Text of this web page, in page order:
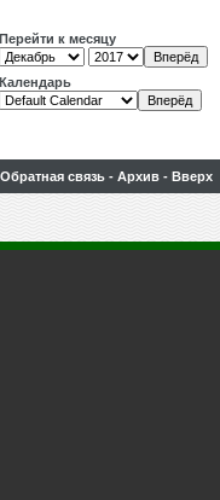
Перейти к месяцу
Календарь
Обратная связь - Архив - Вверх